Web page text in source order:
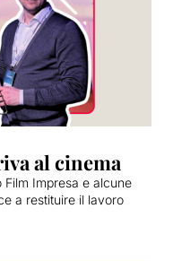
al cinema
Film Impresa e alcune
a restituire il lavoro